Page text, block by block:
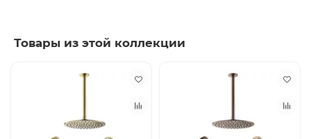
Товары из этой коллекции